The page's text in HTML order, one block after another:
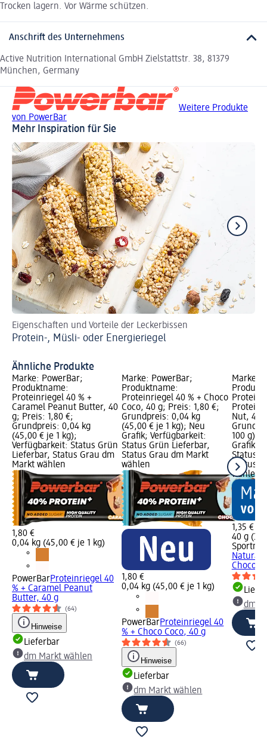
Trocken lagern. Vor Wärme schützen.
Anschrift des Unternehmens
Active Nutrition International GmbH Zielstattstr. 38, 81379
München, Germany
Weitere Produkte
von PowerBar
Mehr Inspiration für Sie
Eigenschaften und Vorteile der Leckerbissen
Protein-, Müsli- oder Energieriegel
Ähnliche Produkte
Marke: PowerBar;
Produktname:
Proteinriegel 40 % +
Caramel Peanut Butter, 40
g; Preis: 1,80 €;
Grundpreis: 0,04 kg
(45,00 € je 1 kg);
Verfügbarkeit: Status Grün
Lieferbar, Status Grau dm
Markt wählen
1,80 €
0,04 kg (45,00 € je 1 kg)
PowerBarProteinriegel 40
% + Caramel Peanut
Butter, 40 g
(64)
Hinweise
Lieferbar
dm Markt wählen
Marke: PowerBar;
Produktname:
Proteinriegel 40 % + Choco
Coco, 40 g; Preis: 1,80 €;
Grundpreis: 0,04 kg
(45,00 € je 1 kg); Neu
Grafik; Verfügbarkeit:
Status Grün Lieferbar,
Status Grau dm Markt
wählen
1,80 €
0,04 kg (45,00 € je 1 kg)
PowerBarProteinriegel 40
% + Choco Coco, 40 g
(66)
Hinweise
Lieferbar
dm Markt wählen
Marke:
Protein
Nut, 40
100 g);
Grafik;
Status
Status
wählen
1,35 €
40 g
Natural
dm